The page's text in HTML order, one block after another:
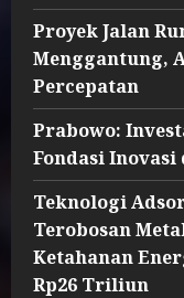
Proyek Jalan
Menggantung,
Percepatan
Prabowo:
Fondasi Inovasi
Teknologi
Terobosan
Ketahanan
Rp26 Triliun